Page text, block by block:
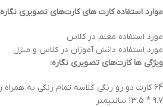
موارد استفاده کارت های کارت‌های تصویری نگاره
مورد استفاده معلم در کلاس
مورد استفاده دانش آموزان در کلاس و منزل
ویژگی ها کارت‌های تصویری نگاره:
64 کارت دو رو رنگی گلاسه تمام رنگی به همراه روش های تدریس قابل اجرا در کلاس و خانه
9.7 * 13.5 سانتیمتر